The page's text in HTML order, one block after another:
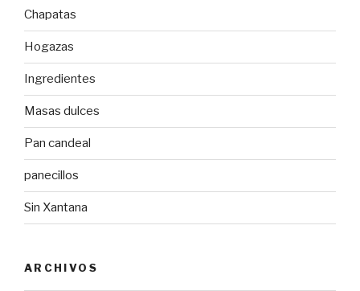
Chapatas
Hogazas
Ingredientes
Masas dulces
Pan candeal
panecillos
Sin Xantana
ARCHIVOS